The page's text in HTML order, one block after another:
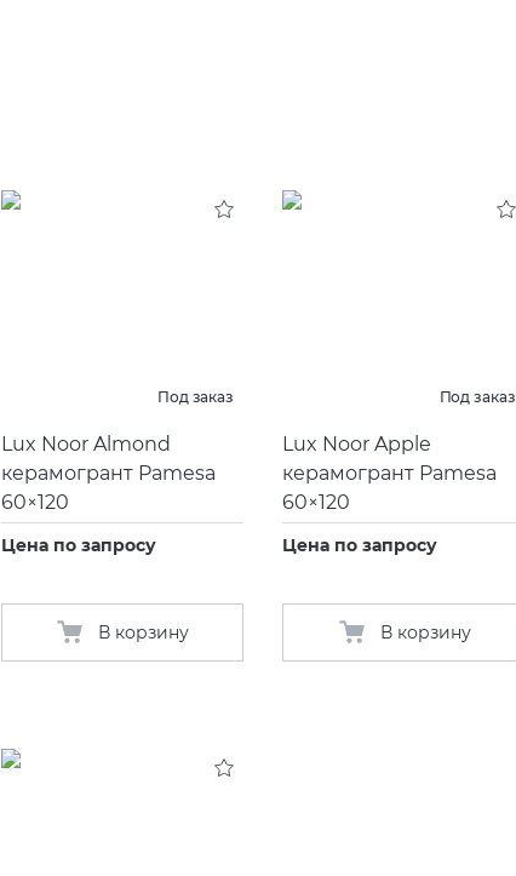
Под заказ
Lux Noor Almond
керамогрант Pamesa
60×120
Цена по запросу
В корзину
Под заказ
Lux Noor Apple
керамогрант Pamesa
60×120
Цена по запросу
В корзину